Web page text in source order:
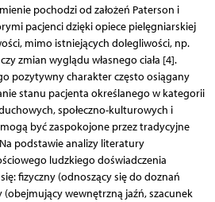
pochodzi od założeń Paterson i
pacjenci dzięki opiece pielęgniarskiej
mimo istniejących dolegliwości, np.
zmian wyglądu własnego ciała [4].
pozytywny charakter często osiągany
stanu pacjenta określanego w kategorii
społeczno-kulturowych i
być zaspokojone przez tradycyjne
podstawie analizy literatury
ludzkiego doświadczenia
fizyczny (odnoszący się do doznań
wewnętrzną jaźń, szacunek